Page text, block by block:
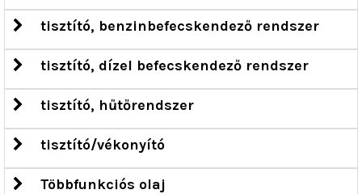
tisztító, benzinbefecskendező rendszer
tisztító, dízel befecskendező rendszer
tisztító, hűtőrendszer
tisztító/vékonyító
Többfunkciós olaj